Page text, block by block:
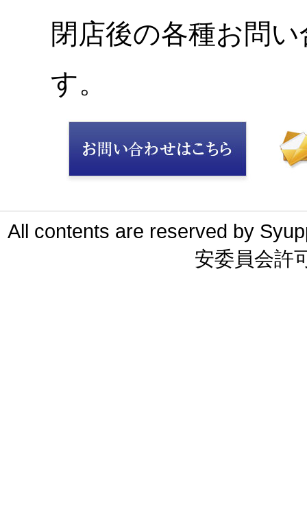
閉店後の各種お問
す。
All contents are reserved by
安委員会許